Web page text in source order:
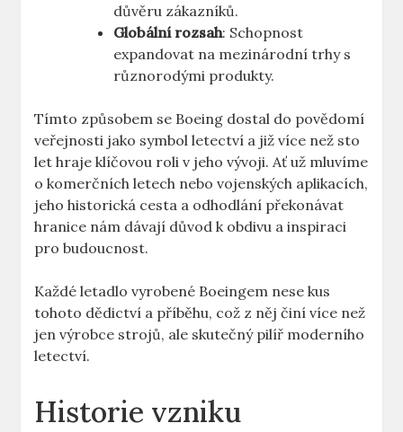
důvěru zákazníků.
Globální rozsah: Schopnost⁢
expandovat na ‌mezinárodní trhy s​
různorodými produkty.
Tímto způsobem⁣ se Boeing dostal do povědomí
veřejnosti​ jako symbol letectví ​a již​ více než sto
let hraje klíčovou roli ‍v‌ jeho vývoji. ‌Ať už⁣ mluvíme
o komerčních letech⁣ nebo⁣ vojenských aplikacích,
jeho historická cesta a⁢ odhodlání překonávat
hranice nám dávají důvod k⁤ obdivu a inspiraci
pro budoucnost.‍
Každé letadlo⁢ vyrobené Boeingem‍ nese‌ kus
tohoto dědictví a ‌příběhu, což z ⁢něj činí více než
⁢jen výrobce strojů, ale skutečný pilíř moderního ​
letectví.
Historie vzniku